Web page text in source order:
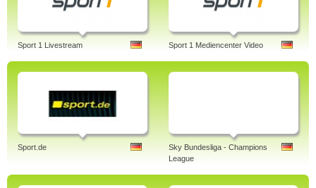
Sport 1 Livestream Sport 1 Mediencenter Video
Sport.de
Sky Bundesliga - Champions
League